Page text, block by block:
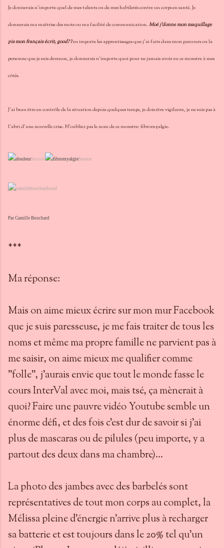
Je donnerais n'importe quel de mes talents ou de mes habiletés contre un corps en santé. Je
donnerais ma maîtrise des mots ou ma facilité de communication. Moé j'donne mon maquillage
pis mon français écrit, good?Peu importe les apprentissages que j'ai faits dans mon parcours ou la
personne que je suis devenue, je donnerais n'importe quoi pour ne jamais avoir eu ce monstre à mes
côtés.
J'ai beau être en contrôle de la situation depuis quelques temps, je dois être vigilante, je ne suis pas à
l'abri d'une nouvelle crise. N'oubliez pas le nom de ce monstre: fibromyalgie.
Source Source
Par Camille Bouchard
***
Ma réponse:
Mais on aime mieux écrire sur mon mur Facebook
que je suis paresseuse, je me fais traiter de tous les
noms et même ma propre famille ne parvient pas à
me saisir, on aime mieux me qualifier comme
"folle", j'aurais envie que tout le monde fasse le
cours InterVal avec moi, mais tsé, ça mènerait à
quoi? Faire une pauvre vidéo Youtube semble un
énorme défi, et des fois c'est dur de savoir si j'ai
plus de mascaras ou de pilules (peu importe, y a
partout des deux dans ma chambre)...
La photo des jambes avec des barbelés sont
représentatives de tout mon corps au complet, la
Mélissa pleine d'énergie n'arrive plus à recharger
sa batterie et est toujours dans le 20% tel qu'un